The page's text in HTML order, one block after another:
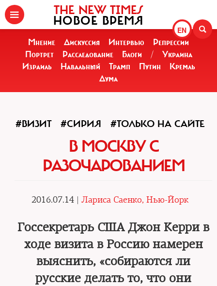
EN
THE NEW TIMES
НОВОЕ ВРЕМЯ
Мнение Дискуссия Интервью
Репрессии
Портрет
Расследование Блоги /
Украина
Израиль
Навальный Трамп Путин
Кремль
Дума
#ВИЗИТ #СИРИЯ #ТОЛЬКО НА САЙТЕ
В МОСКВУ С
РАЗОЧАРОВАНИЕМ
2016.07.14 | Лариса Саенко, Нью-Йорк
Госсекретарь США Джон Керри в
ходе визита в Россию намерен
выяснить, «собираются ли
русские делать то, что они